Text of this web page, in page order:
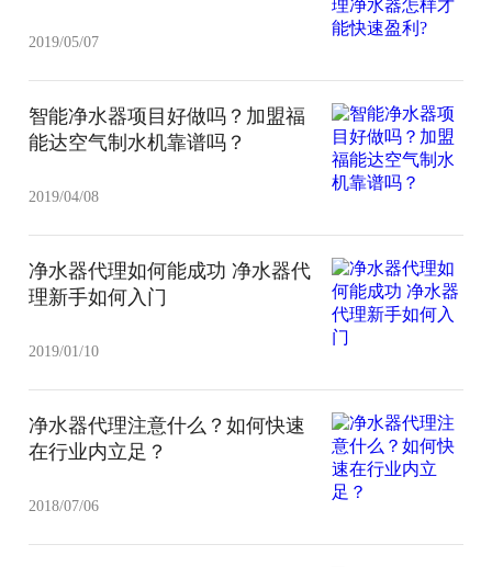
2019/05/07
智能净水器项目好做吗？加盟福
能达空气制水机靠谱吗？
2019/04/08
净水器代理如何能成功 净水器代
理新手如何入门
2019/01/10
净水器代理注意什么？如何快速
在行业内立足？
2018/07/06